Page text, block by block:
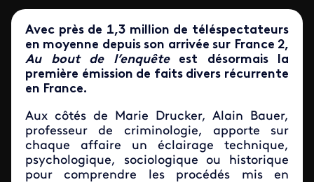
Avec près de 1,3 million de téléspectateurs
en moyenne depuis son arrivée sur France 2,
Au bout de l’enquêteest désormais la
première émission de faits divers récurrente
en France.
Aux côtés de Marie Drucker, Alain Bauer,
professeur de criminologie, apporte sur
chaque affaire un éclairage technique,
psychologique, sociologique ou historique
pour comprendre les procédés mis en